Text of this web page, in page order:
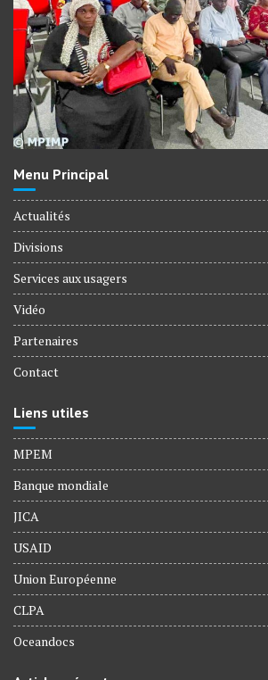
Menu Principal
Actualités
Divisions
Services aux usagers
Vidéo
Partenaires
Contact
Liens utiles
MPEM
Banque mondiale
JICA
USAID
Union Européenne
CLPA
Oceandocs